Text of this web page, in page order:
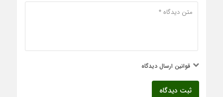
قوانین ارسال دیدگاه
ثبت دیدگاه